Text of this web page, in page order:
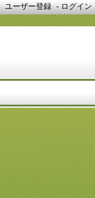
ユーザー登録 -ログイン